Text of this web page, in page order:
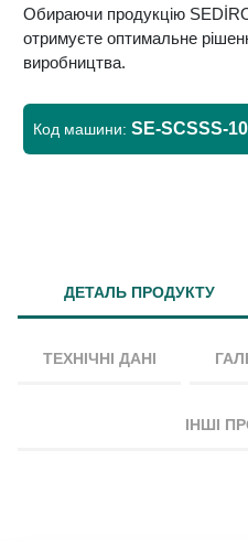
Обираючи продукцію
отримуєте оптимальне
виробництва.
Код машини: SE-SCSSS-
ДЕТАЛЬ ПРОДУКТУ
ТЕХНІЧНІ ДАНІ
ІНШІ